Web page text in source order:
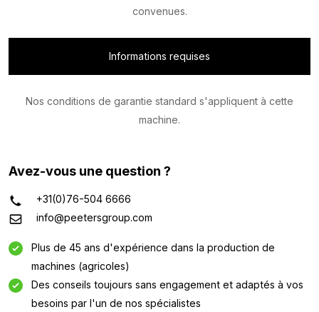
convenues.
Informations requises
Nos conditions de garantie standard s'appliquent à cette
machine.
Avez-vous une question ?
+31(0)76-504 6666
info@peetersgroup.com
Plus de 45 ans d'expérience dans la production de
machines (agricoles)
Des conseils toujours sans engagement et adaptés à vos
besoins par l'un de nos spécialistes